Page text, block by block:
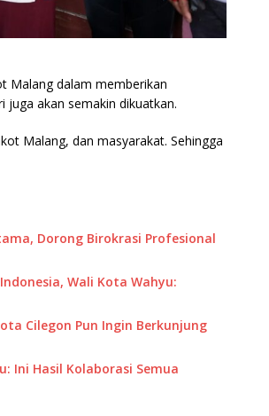
Malang dalam memberikan
juga akan semakin dikuatkan.
Malang, dan masyarakat. Sehingga
Dorong Birokrasi Profesional
Wali Kota Wahyu:
Cilegon Pun Ingin Berkunjung
Ini Hasil Kolaborasi Semua